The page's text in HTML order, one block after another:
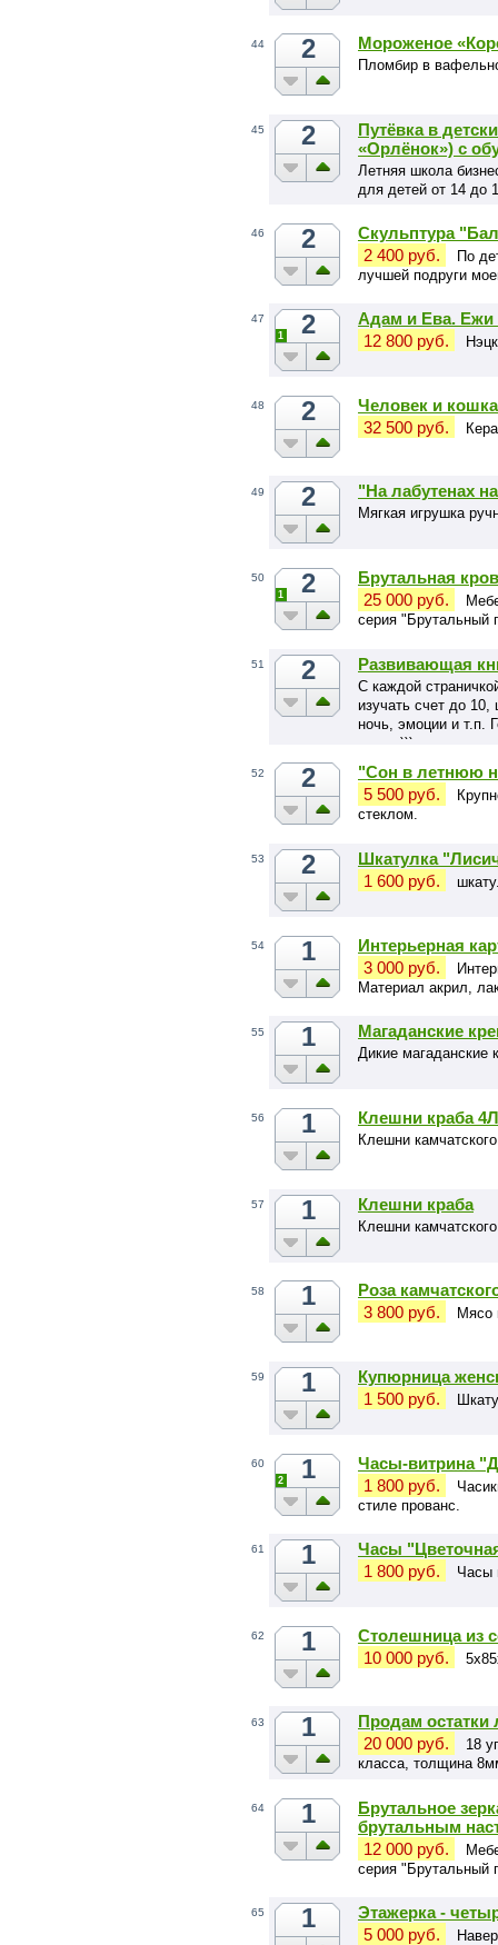
44 2 Мороженое
Пломбир в
45 2
Путёвка в
«Орлёнок») с
Летняя школа
для детей от 14 до
46 2
Скульптура
2 400 руб.
По
лучшей подруги
47 2
1
Адам и Ева. Ежи
12 800 руб.
48 2
Человек и кошка
32 500 руб.
49 2 "На лабутенах
Мягкая игрушка
50 2
1
Брутальная
25 000 руб.
серия "Брутальный
51 2 Развивающая
С каждой
изучать счет до 10,
ночь, эмоции и т.п.
пищат)))
52 2
"Сон в летнюю
5 500 руб.
стеклом.
53 2
Шкатулка
1 600 руб.
54 1
Интерьерная
3 000 руб.
Материал акрил,
55 1 Магаданские
Дикие магаданские
56 1 Клешни краба 4Л
Клешни
57 1 Клешни краба
Клешни
58 1
Роза
3 800 руб.
Мясо
59 1
Купюрница
1 500 руб.
60 1
2
Часы-витрина
1 800 руб.
стиле прованс.
61 1
Часы
1 800 руб.
Часы
62 1
Столешница из
10 000 руб.
63 1
Продам
20 000 руб.
18
класса, толщина
64 1
Брутальное
брутальным
12 000 руб.
серия "Брутальный
65 1
Этажерка -
5 000 руб.